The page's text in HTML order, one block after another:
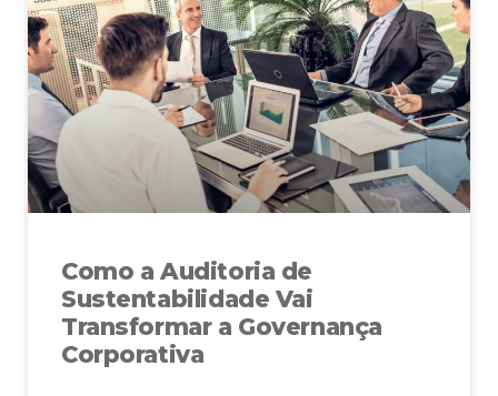
Como a Auditoria de
Sustentabilidade Vai
Transformar a Governança
Corporativa